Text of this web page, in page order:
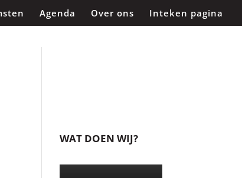
Agenda Over ons Inteken pagina
WAT DOEN WIJ?